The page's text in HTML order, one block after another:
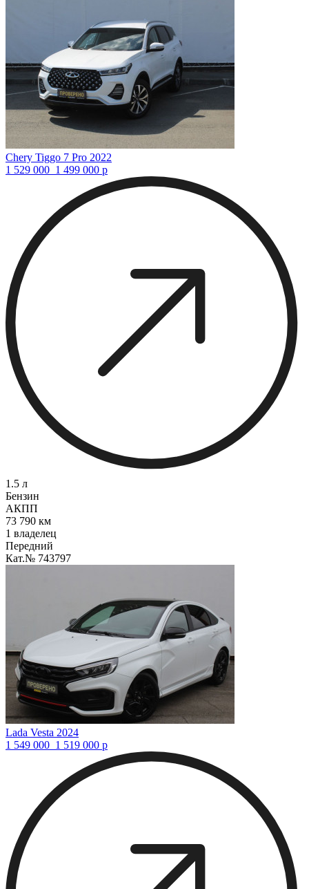
Chery Tiggo 7 Pro 2022
1 529 000 1 499 000 р
1.5 л
Бензин
АКПП
73 790 км
1 владелец
Передний
Кат.№ 743797
Lada Vesta 2024
1 549 000 1 519 000 р